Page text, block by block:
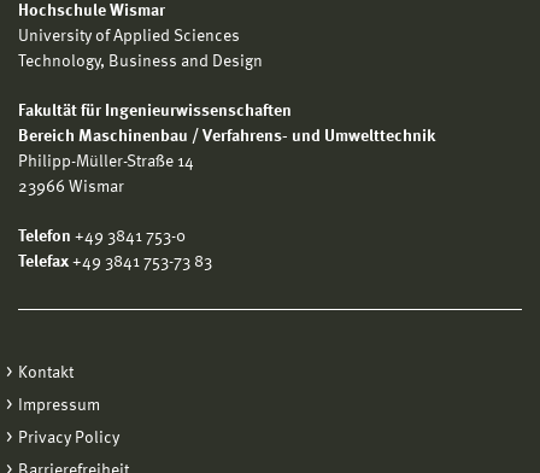
Hochschule Wismar
University of Applied Sciences
Technology, Business and Design
Fakultät für Ingenieurwissenschaften
Bereich Maschinenbau / Verfahrens- und Umwelttechnik
Philipp-Müller-Straße 14
23966 Wismar
Telefon +49 3841 753-0
Telefax +49 3841 753-73 83
Kontakt
Impressum
Privacy Policy